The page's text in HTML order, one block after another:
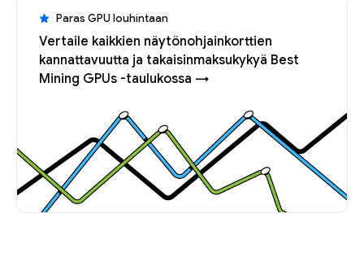
Paras GPU louhintaan
Vertaile kaikkien näytönohjainkorttien
kannattavuutta ja takaisinmaksukykyä Best
Mining GPUs -taulukossa →